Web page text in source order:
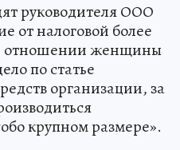
руководителя ООО
от налоговой более
отношении женщины
по статье
организации, за
крупном размере».